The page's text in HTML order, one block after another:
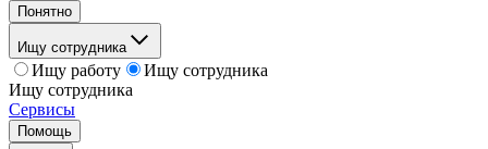
Понятно
Ищу сотрудника
Ищу работу
Ищу сотрудника
Ищу сотрудника
Сервисы
Помощь